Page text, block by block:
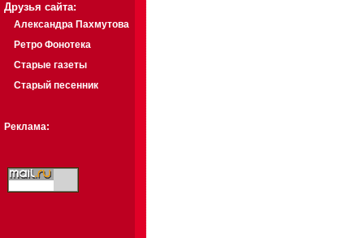
Друзья сайта:
Александра Пахмутова
Ретро Фонотека
Старые газеты
Старый песенник
Реклама: